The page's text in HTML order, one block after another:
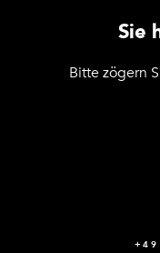
Sie
Bitte zögern